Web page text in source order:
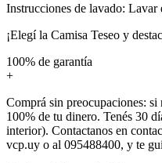
Instrucciones de lavado: Lavar
¡Elegí la Camisa Teseo y
100% de garantía
+
Comprá sin preocupaciones:
100% de tu dinero. Tenés 30
interior). Contactanos en
vcp.uy o al 095488400, y te